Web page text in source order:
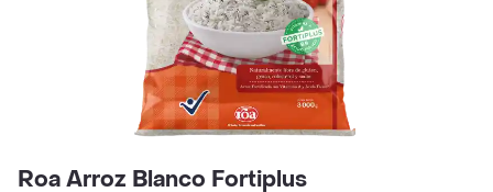
Roa Arroz Blanco Fortiplus